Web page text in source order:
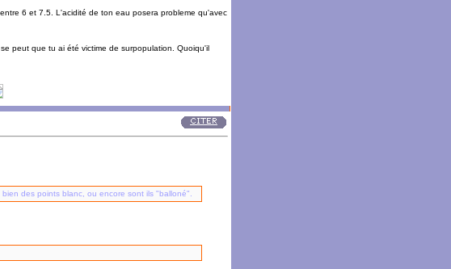
6 et 7.5. L'acidité de ton eau posera probleme qu'avec
peut que tu ai été victime de surpopulation. Quoiqu'il
des points blanc, ou encore sont ils "balloné".